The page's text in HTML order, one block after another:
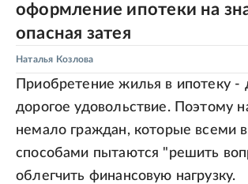
оформление ипотеки на
опасная затея
Наталья Козлова
Приобретение жилья в ипотеку -
дорогое удовольствие. Поэтому
немало граждан, которые всеми
способами пытаются "решить
облегчить финансовую нагрузку.